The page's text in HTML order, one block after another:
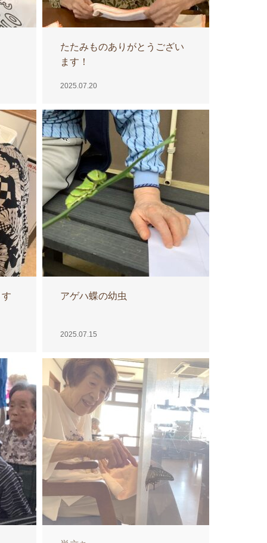
たたみものありがとうござい
ます！
2025.07.20
アゲハ蝶の幼虫
2025.07.15